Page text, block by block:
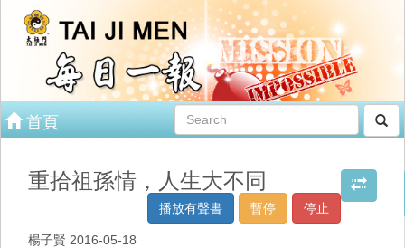
首頁
重拾祖孫情，人生大不同
停止
暫停
播放有聲書
楊子賢 2016-05-18